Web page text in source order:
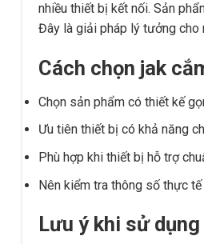
nhiều thiết bị kết nối. Sản
Đây là giải pháp lý tưởng cho
Cách chọn jak
Chọn sản phẩm có thiết kế
Ưu tiên thiết bị có khả năng
Phù hợp khi thiết bị hỗ trợ
Nên kiểm tra thông số thực
Lưu ý khi sử dụng